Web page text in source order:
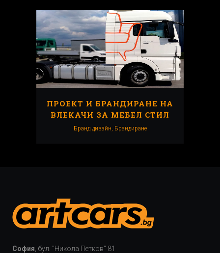
ПРОЕКТ И БРАНДИРАНЕ НА
ВЛЕКАЧИ ЗА МЕБЕЛ СТИЛ
Бранд дизайн, Брандиранe
София , бул. "Никола Петков" 81